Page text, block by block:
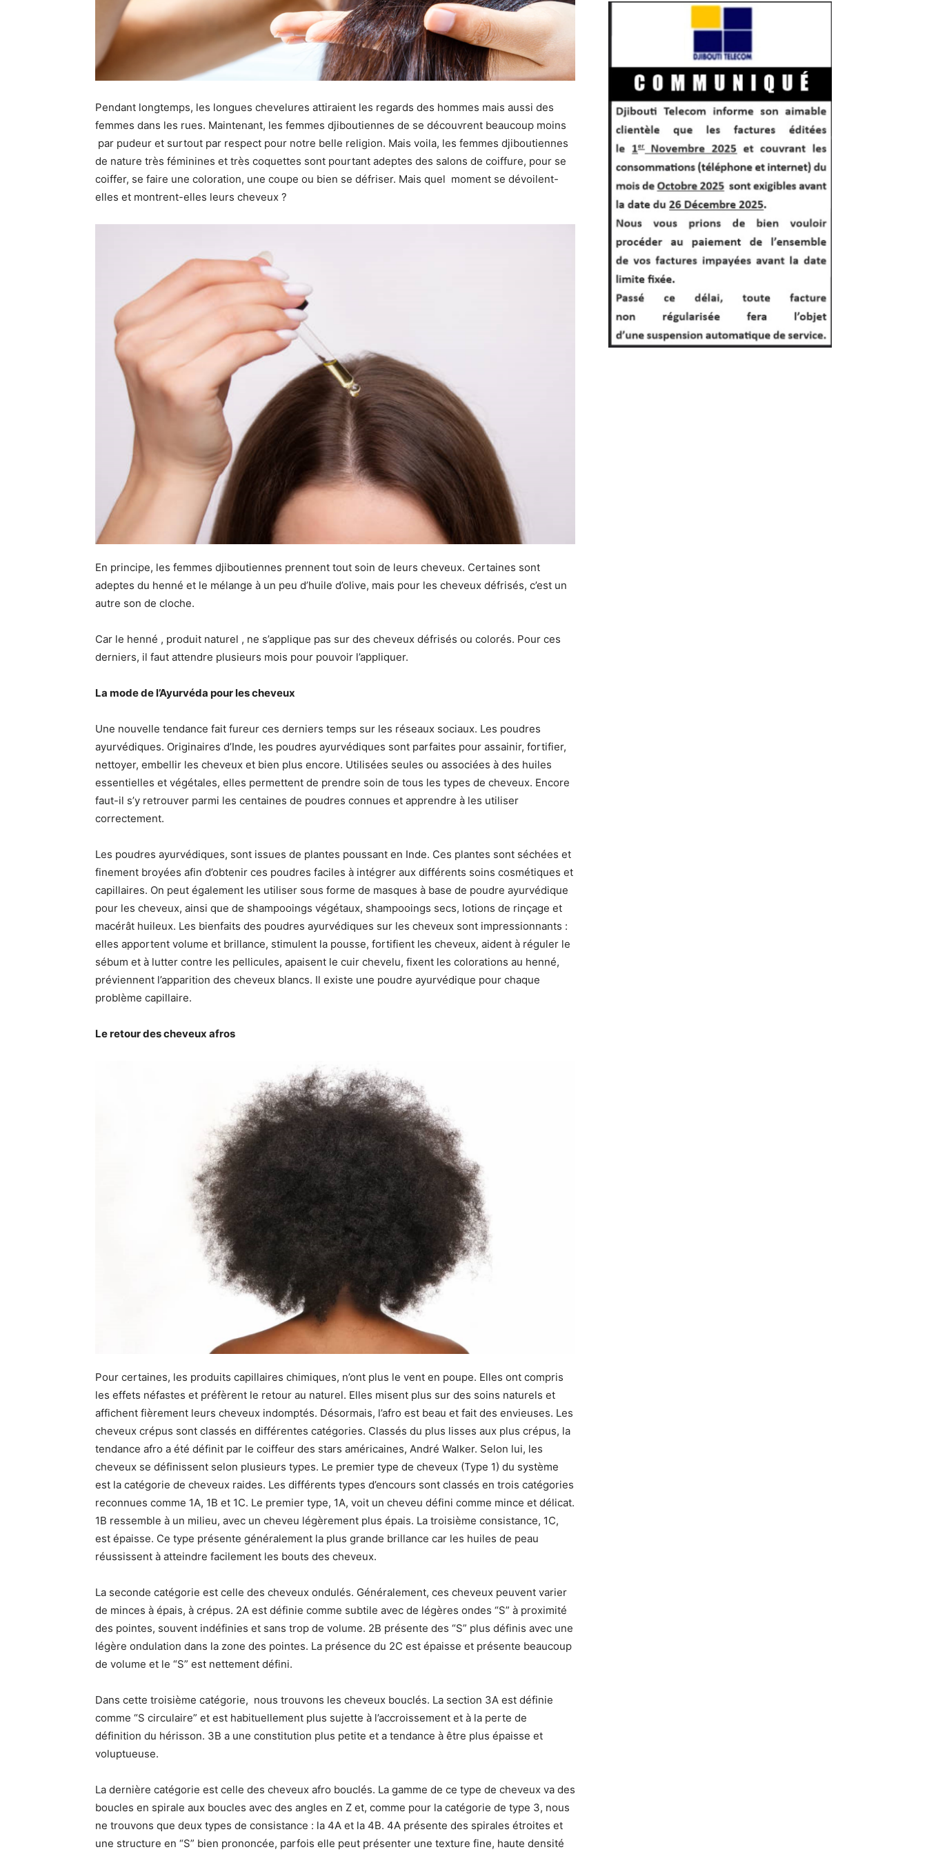
Pendant longtemps, les longues chevelures attiraient les regards des hommes mais aussi des
femmes dans les rues. Maintenant, les femmes djiboutiennes de se découvrent beaucoup moins
par pudeur et surtout par respect pour notre belle religion. Mais voila, les femmes djiboutiennes
de nature très féminines et très coquettes sont pourtant adeptes des salons de coiffure, pour se
coiffer, se faire une coloration, une coupe ou bien se défriser. Mais quel moment se dévoilent-
elles et montrent-elles leurs cheveux ?
En principe, les femmes djiboutiennes prennent tout soin de leurs cheveux. Certaines sont
adeptes du henné et le mélange à un peu d’huile d’olive, mais pour les cheveux défrisés, c’est un
autre son de cloche.
Car le henné , produit naturel , ne s’applique pas sur des cheveux défrisés ou colorés. Pour ces
derniers, il faut attendre plusieurs mois pour pouvoir l’appliquer.
La mode de l’Ayurvéda pour les cheveux
Une nouvelle tendance fait fureur ces derniers temps sur les réseaux sociaux. Les poudres
ayurvédiques. Originaires d’Inde, les poudres ayurvédiques sont parfaites pour assainir, fortifier,
nettoyer, embellir les cheveux et bien plus encore. Utilisées seules ou associées à des huiles
essentielles et végétales, elles permettent de prendre soin de tous les types de cheveux. Encore
faut-il s’y retrouver parmi les centaines de poudres connues et apprendre à les utiliser
correctement.
Les poudres ayurvédiques, sont issues de plantes poussant en Inde. Ces plantes sont séchées et
finement broyées afin d’obtenir ces poudres faciles à intégrer aux différents soins cosmétiques et
capillaires. On peut également les utiliser sous forme de masques à base de poudre ayurvédique
pour les cheveux, ainsi que de shampooings végétaux, shampooings secs, lotions de rinçage et
macérât huileux. Les bienfaits des poudres ayurvédiques sur les cheveux sont impressionnants :
elles apportent volume et brillance, stimulent la pousse, fortifient les cheveux, aident à réguler le
sébum et à lutter contre les pellicules, apaisent le cuir chevelu, fixent les colorations au henné,
préviennent l’apparition des cheveux blancs. Il existe une poudre ayurvédique pour chaque
problème capillaire.
Le retour des cheveux afros
Pour certaines, les produits capillaires chimiques, n’ont plus le vent en poupe. Elles ont compris
les effets néfastes et préfèrent le retour au naturel. Elles misent plus sur des soins naturels et
affichent fièrement leurs cheveux indomptés. Désormais, l’afro est beau et fait des envieuses. Les
cheveux crépus sont classés en différentes catégories. Classés du plus lisses aux plus crépus, la
tendance afro a été définit par le coiffeur des stars américaines, André Walker. Selon lui, les
cheveux se définissent selon plusieurs types. Le premier type de cheveux (Type 1) du système
est la catégorie de cheveux raides. Les différents types d’encours sont classés en trois catégories
reconnues comme 1A, 1B et 1C. Le premier type, 1A, voit un cheveu défini comme mince et délicat.
1B ressemble à un milieu, avec un cheveu légèrement plus épais. La troisième consistance, 1C,
est épaisse. Ce type présente généralement la plus grande brillance car les huiles de peau
réussissent à atteindre facilement les bouts des cheveux.
La seconde catégorie est celle des cheveux ondulés. Généralement, ces cheveux peuvent varier
de minces à épais, à crépus. 2A est définie comme subtile avec de légères ondes “S” à proximité
des pointes, souvent indéfinies et sans trop de volume. 2B présente des “S” plus définis avec une
légère ondulation dans la zone des pointes. La présence du 2C est épaisse et présente beaucoup
de volume et le “S” est nettement défini.
Dans cette troisième catégorie, nous trouvons les cheveux bouclés. La section 3A est définie
comme “S circulaire” et est habituellement plus sujette à l’accroissement et à la perte de
définition du hérisson. 3B a une constitution plus petite et a tendance à être plus épaisse et
voluptueuse.
La dernière catégorie est celle des cheveux afro bouclés. La gamme de ce type de cheveux va des
boucles en spirale aux boucles avec des angles en Z et, comme pour la catégorie de type 3, nous
ne trouvons que deux types de consistance : la 4A et la 4B. 4A présente des spirales étroites et
une structure en “S” bien prononcée, parfois elle peut présenter une texture fine, haute densité